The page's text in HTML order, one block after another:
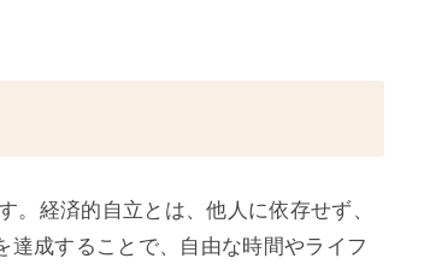
経済的自立とは、他人に依存せず、
成することで、自由な時間やライフ